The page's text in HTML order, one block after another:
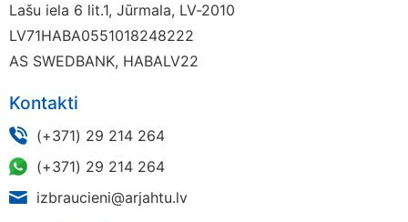
Lašu iela 6 lit.1, Jūrmala, LV-2010
LV71HABA0551018248222
AS SWEDBANK, HABALV22
Kontakti
(+371) 29 214 264
(+371) 29 214 264
izbraucieni@arjahtu.lv